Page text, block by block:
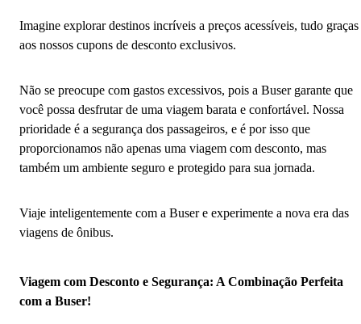
Imagine explorar destinos incríveis a preços acessíveis, tudo graças
aos nossos cupons de desconto exclusivos.
Não se preocupe com gastos excessivos, pois a Buser garante que
você possa desfrutar de uma viagem barata e confortável. Nossa
prioridade é a segurança dos passageiros, e é por isso que
proporcionamos não apenas uma viagem com desconto, mas
também um ambiente seguro e protegido para sua jornada.
Viaje inteligentemente com a Buser e experimente a nova era das
viagens de ônibus.
Viagem com Desconto e Segurança: A Combinação Perfeita
com a Buser!